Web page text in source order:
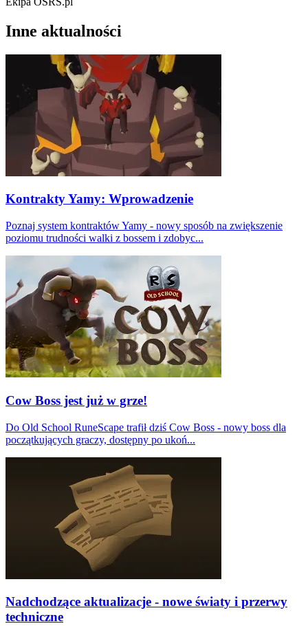
Inne aktualności
Kontrakty Yamy: Wprowadzenie
Poznaj system kontraktów Yamy - nowy sposób na zwiększenie
poziomu trudności walki z bossem i zdobyc...
Cow Boss jest już w grze!
Do Old School RuneScape trafił dziś Cow Boss - nowy boss dla
początkujących graczy, dostępny po ukoń...
Nadchodzące aktualizacje - nowe światy i przerwy
techniczne